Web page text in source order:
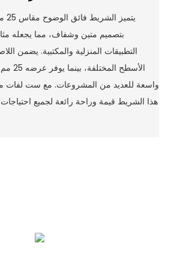
بتصميم متين وشفاف، مما يجعله
التطبيقات المنزلية والمكتبية. يضمن
واسعة للعديد من المشروعات. مع ست لفات
هذا الشريط قيمة وراحة رائعة لجميع احتياجات